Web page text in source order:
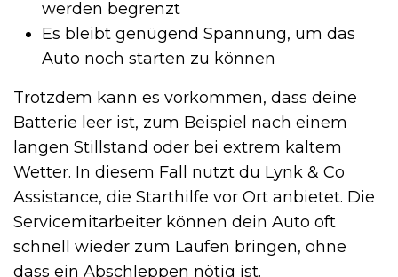
werden begrenzt
Es bleibt genügend Spannung, um das
Auto noch starten zu können
Trotzdem kann es vorkommen, dass deine
Batterie leer ist, zum Beispiel nach einem
langen Stillstand oder bei extrem kaltem
Wetter. In diesem Fall nutzt du Lynk & Co
Assistance, die Starthilfe vor Ort anbietet. Die
Servicemitarbeiter können dein Auto oft
schnell wieder zum Laufen bringen, ohne
dass ein Abschleppen nötig ist.